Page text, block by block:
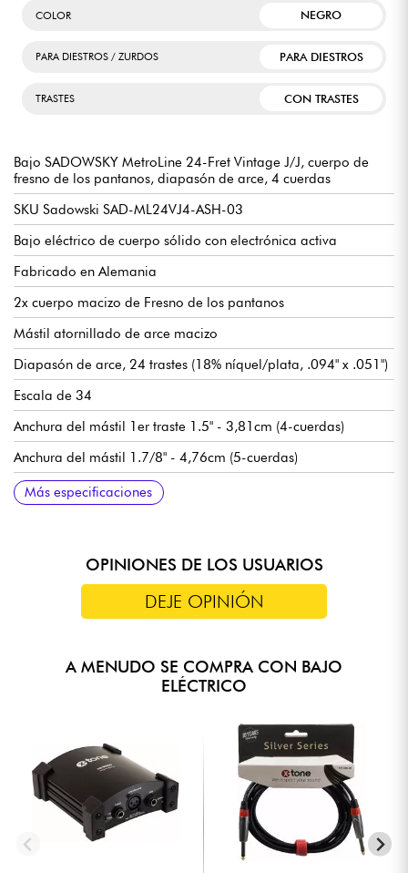
COLOR NEGRO
PARA DIESTROS / ZURDOS PARA DIESTROS
TRASTES CON TRASTES
Bajo SADOWSKY MetroLine 24-Fret Vintage J/J, cuerpo de
fresno de los pantanos, diapasón de arce, 4 cuerdas
SKU Sadowski SAD-ML24VJ4-ASH-03
Bajo eléctrico de cuerpo sólido con electrónica activa
Fabricado en Alemania
2x cuerpo macizo de Fresno de los pantanos
Mástil atornillado de arce macizo
Diapasón de arce, 24 trastes (18% níquel/plata, .094" x .051")
Escala de 34
Anchura del mástil 1er traste 1.5" - 3,81cm (4-cuerdas)
Anchura del mástil 1.7/8" - 4,76cm (5-cuerdas)
Pastillas Sadowsky J-Style con cancelación de zumbidos
Preamplificador Sadowsky Treble & Bass boost (interruptor true
bypass)
Volumen / Balance / Control de tono Vintage (push/pull para
bypass de previo) / Agudos y graves (potenciómetros
Puente Sadowsky de liberación rápida de cuerdas
Clavijas de afinación Sadowsky Light
Se entrega en funda Sadowsky Portabag
Más especificaciones
OPINIONES DE LOS USUARIOS
DEJE OPINIÓN
A MENUDO SE COMPRA CON BAJO
ELÉCTRICO